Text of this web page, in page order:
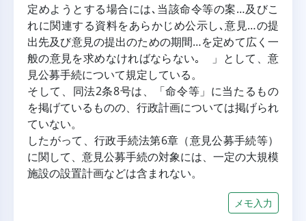
定めようとする場合には､当該命令等の案…及びこ
れに関連する資料をあらかじめ公示し､意見…の提
出先及び意見の提出のための期間…を定めて広く一
般の意見を求めなければならない｡ 」として、意
見公募手続について規定している。
そして、同法2条8号は、「命令等」に当たるもの
を掲げているものの、行政計画については掲げられ
ていない。
したがって、行政手続法第6章（意見公募手続等）
に関して、意見公募手続の対象には、一定の大規模
施設の設置計画などは含まれない。
メモ入力